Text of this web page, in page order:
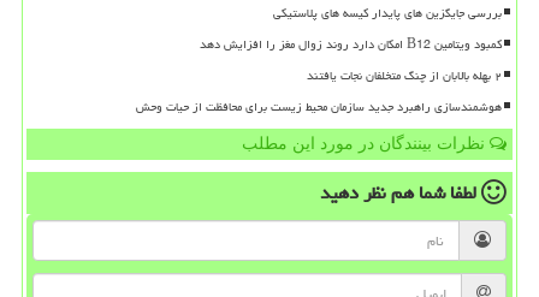
بررسی جایگزین های پایدار کیسه های پلاستیکی
کمبود ویتامین B12 امکان دارد روند زوال مغز را افزایش دهد
۲ بهله بالابان از چنگ متخلفان نجات یافتند
هوشمندسازی راهبرد جدید سازمان محیط زیست برای محافظت از حیات وحش
نظرات بینندگان در مورد این مطلب
لطفا شما همنظر دهید